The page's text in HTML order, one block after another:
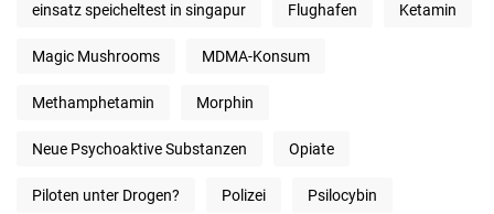
einsatz speicheltest in singapur Flughafen Ketamin
Magic Mushrooms MDMA-Konsum
Methamphetamin Morphin
Neue Psychoaktive Substanzen Opiate
Piloten unter Drogen? Polizei Psilocybin